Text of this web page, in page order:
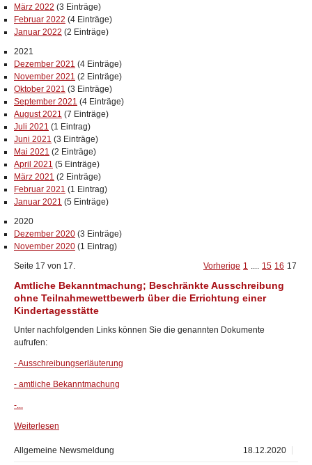
März 2022 (3 Einträge)
Februar 2022 (4 Einträge)
Januar 2022 (2 Einträge)
2021
Dezember 2021 (4 Einträge)
November 2021 (2 Einträge)
Oktober 2021 (3 Einträge)
September 2021 (4 Einträge)
August 2021 (7 Einträge)
Juli 2021 (1 Eintrag)
Juni 2021 (3 Einträge)
Mai 2021 (2 Einträge)
April 2021 (5 Einträge)
März 2021 (2 Einträge)
Februar 2021 (1 Eintrag)
Januar 2021 (5 Einträge)
2020
Dezember 2020 (3 Einträge)
November 2020 (1 Eintrag)
Seite 17 von 17.
Vorherige 1 .... 15 16 17
Amtliche Bekanntmachung; Beschränkte Ausschreibung
ohne Teilnahmewettbewerb über die Errichtung einer
Kindertagesstätte
Unter nachfolgenden Links können Sie die genannten Dokumente
aufrufen:
- Ausschreibungserläuterung
- amtliche Bekanntmachung
-...
Weiterlesen
18.12.2020
Allgemeine Newsmeldung